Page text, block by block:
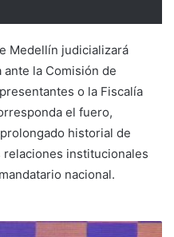
Medellín judicializará
la Comisión de
o la Fiscalía
el fuero,
historial de
institucionales
nacional.